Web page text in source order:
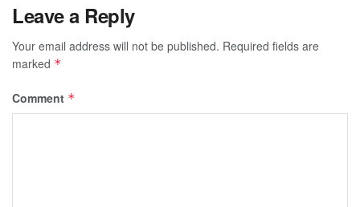
Leave a Reply
Your email address will not be published. Required fields are
marked *
Comment *